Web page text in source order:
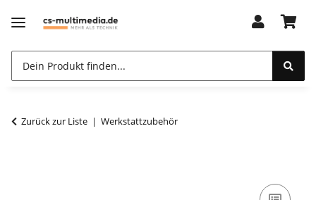
Zurück zur Liste Werkstattzubehör